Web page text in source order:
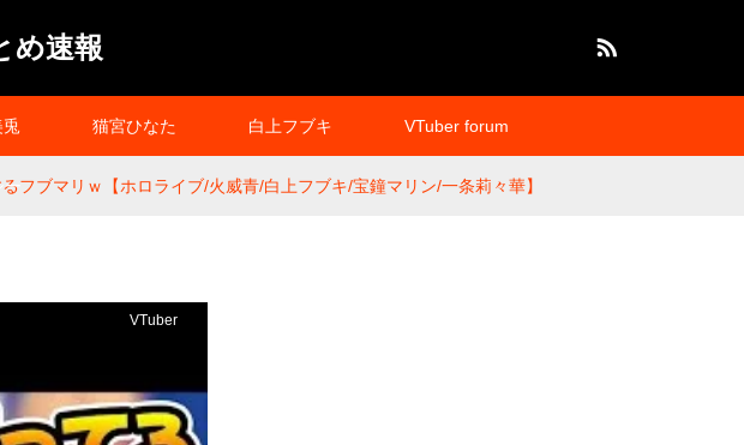
め速報
兎 猫宮ひなた 白上フブキ VTuber forum
ーフブマリｗ【ホロライブ/火威青/白上フブキ/宝鐘マリン/一条莉々華】
VTuber